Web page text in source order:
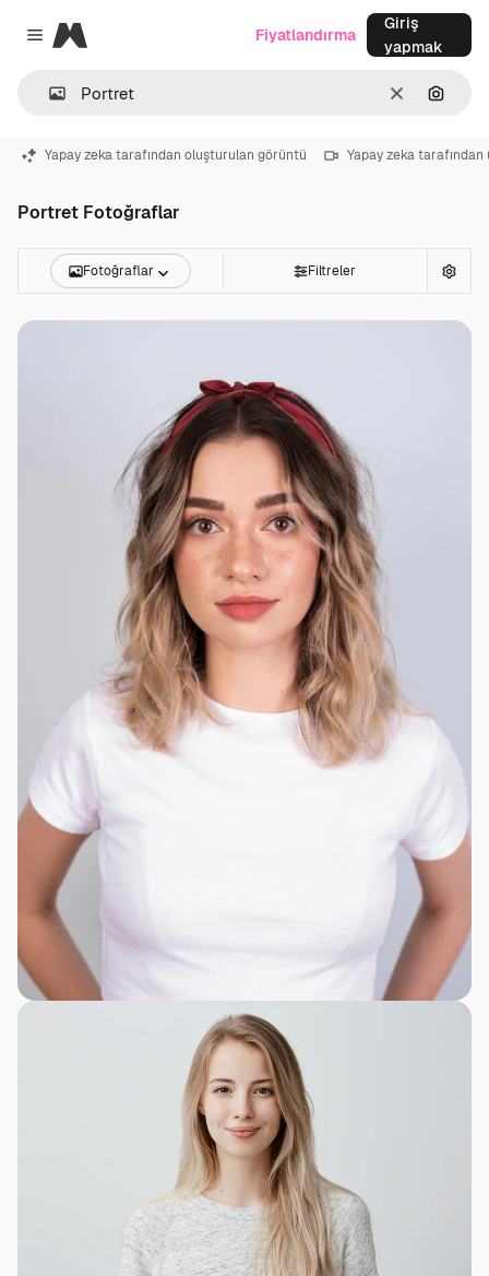
Close menu
Magnific
Temizlemek
Fiyatlandırma
Giriş
yapmak
Yapay zeka tarafından oluşturulan görüntü Yapay zeka
Portret Fotoğraflar
Fotoğraflar Filtreler